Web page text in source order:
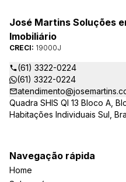
José Martins Soluções
Imobiliário
CRECI: 19000J
(61) 3322-0224
(61) 3322-0224
Quadra SHIS QI 13 Bloco A,
Habitações Individuais Sul,
Navegação rápida
Home